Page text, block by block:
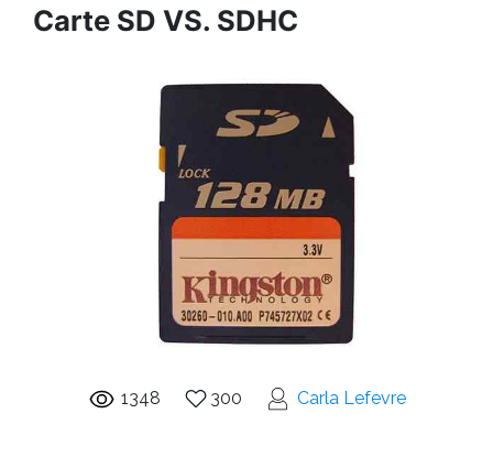
Carte SD VS. SDHC
1348 300 Carla Lefevre